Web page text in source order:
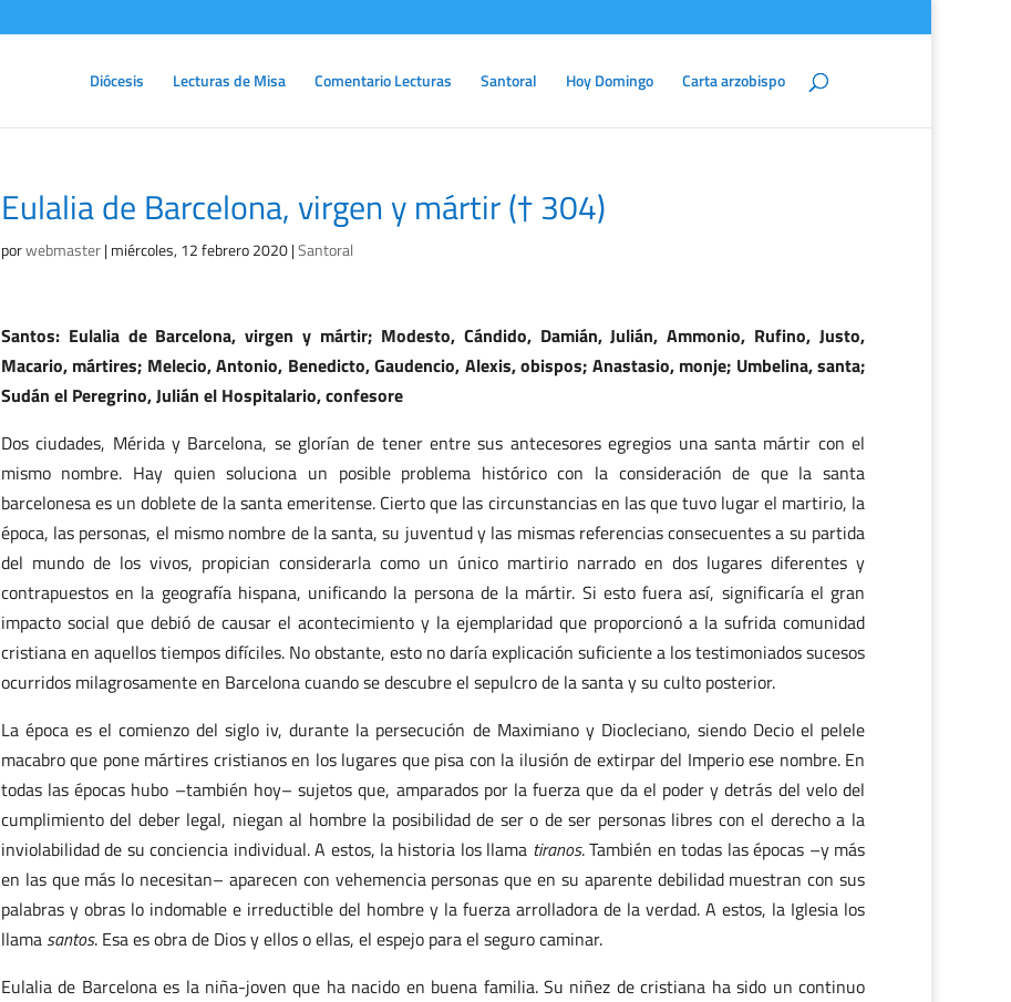
Diócesis Lecturas de Misa Comentario Lecturas Santoral Hoy Domingo Carta arzobispo
Eulalia de Barcelona, virgen y mártir († 304)
porwebmaster|miércoles, 12 febrero 2020|Santoral
Santos: Eulalia de Barcelona, virgen y mártir; Modesto, Cándido, Damián, Julián, Ammonio, Rufino, Justo,
Macario, mártires; Melecio, Antonio, Benedicto, Gaudencio, Alexis, obispos; Anastasio, monje; Umbelina, santa;
Sudán el Peregrino, Julián el Hospitalario, confesore
Dos ciudades, Mérida y Barcelona, se glorían de tener entre sus antecesores egregios una santa mártir con el
mismo nombre. Hay quien soluciona un posible problema histórico con la consideración de que la santa
barcelonesa es un doblete de la santa emeritense. Cierto que las circunstancias en las que tuvo lugar el martirio, la
época, las personas, el mismo nombre de la santa, su juventud y las mismas referencias consecuentes a su partida
del mundo de los vivos, propician considerarla como un único martirio narrado en dos lugares diferentes y
contrapuestos en la geografía hispana, unificando la persona de la mártir. Si esto fuera así, significaría el gran
impacto social que debió de causar el acontecimiento y la ejemplaridad que proporcionó a la sufrida comunidad
cristiana en aquellos tiempos difíciles. No obstante, esto no daría explicación suficiente a los testimoniados sucesos
ocurridos milagrosamente en Barcelona cuando se descubre el sepulcro de la santa y su culto posterior.
La época es el comienzo del siglo iv, durante la persecución de Maximiano y Diocleciano, siendo Decio el pelele
macabro que pone mártires cristianos en los lugares que pisa con la ilusión de extirpar del Imperio ese nombre. En
todas las épocas hubo –también hoy– sujetos que, amparados por la fuerza que da el poder y detrás del velo del
cumplimiento del deber legal, niegan al hombre la posibilidad de ser o de ser personas libres con el derecho a la
inviolabilidad de su conciencia individual. A estos, la historia los llama tiranos. También en todas las épocas –y más
en las que más lo necesitan– aparecen con vehemencia personas que en su aparente debilidad muestran con sus
palabras y obras lo indomable e irreductible del hombre y la fuerza arrolladora de la verdad. A estos, la Iglesia los
llama santos. Esa es obra de Dios y ellos o ellas, el espejo para el seguro caminar.
Eulalia de Barcelona es la niña-joven que ha nacido en buena familia. Su niñez de cristiana ha sido un continuo